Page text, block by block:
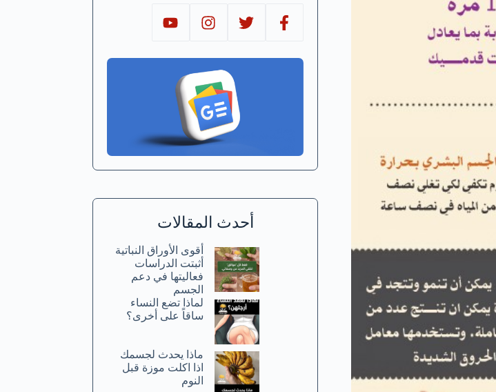
أحدث المقالات
أقوى الأوراق النباتية
أثبتت الدراسات
فعاليتها في دعم
الجسم
لماذا تضع النساء
ساقاً على أخرى؟
ماذا يحدث لجسمك
اذا اكلت موزة قبل
النوم